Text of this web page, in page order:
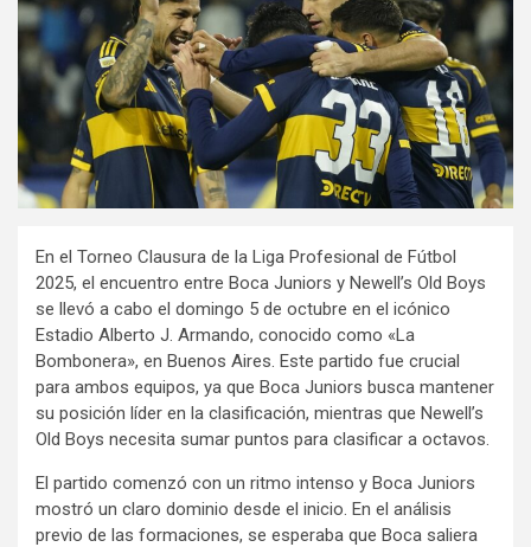
En el Torneo Clausura de la Liga Profesional de Fútbol
2025, el encuentro entre Boca Juniors y Newell’s Old Boys
se llevó a cabo el domingo 5 de octubre en el icónico
Estadio Alberto J. Armando, conocido como «La
Bombonera», en Buenos Aires. Este partido fue crucial
para ambos equipos, ya que Boca Juniors busca mantener
su posición líder en la clasificación, mientras que Newell’s
Old Boys necesita sumar puntos para clasificar a octavos.
El partido comenzó con un ritmo intenso y Boca Juniors
mostró un claro dominio desde el inicio. En el análisis
previo de las formaciones, se esperaba que Boca saliera